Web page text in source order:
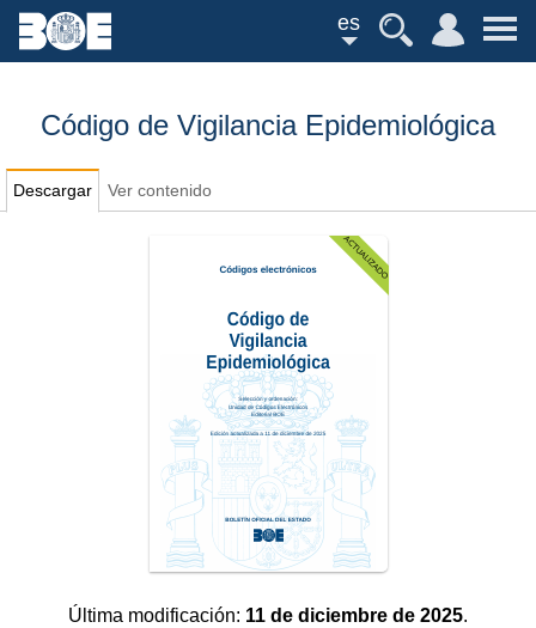
es
Código de Vigilancia Epidemiológica
Descargar Ver contenido
Última modificación: 11 de diciembre de 2025.